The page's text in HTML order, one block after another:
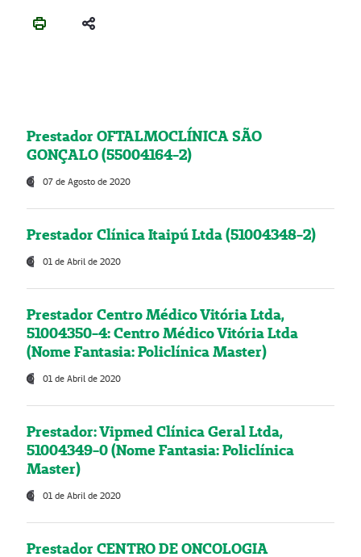
Prestador OFTALMOCLÍNICA SÃO
GONÇALO (55004164-2)
07 de Agosto de 2020
Prestador Clínica Itaipú Ltda (51004348-2)
01 de Abril de 2020
Prestador Centro Médico Vitória Ltda,
51004350-4: Centro Médico Vitória Ltda
(Nome Fantasia: Policlínica Master)
01 de Abril de 2020
Prestador: Vipmed Clínica Geral Ltda,
51004349-0 (Nome Fantasia: Policlínica
Master)
01 de Abril de 2020
Prestador CENTRO DE ONCOLOGIA